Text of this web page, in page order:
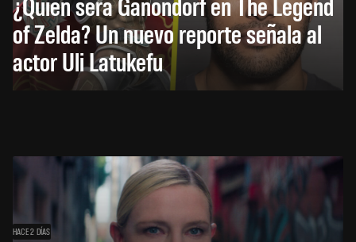
of Zelda? Un nuevo reporte señala al
actor Uli Latukefu
HACE 2 DÍAS